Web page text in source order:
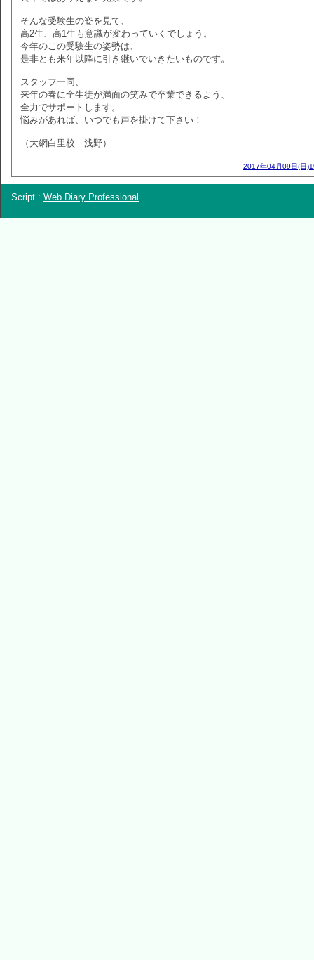
そんな受験生の姿を見て、
高2生、高1生も意識が変わっていくでしょう。
今年のこの受験生の姿勢は、
是非とも来年以降に引き継いでいきたいものです。
スタッフ一同、
来年の春に全生徒が満面の笑みで卒業できるよう、
全力でサポートします。
悩みがあれば、いつでも声を掛けて下さい！
（大網白里校 浅野）
2017年04月09日(日
Script : Web Diary Professional